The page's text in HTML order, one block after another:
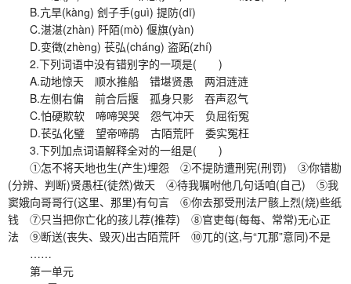
B.亢旱(kànɡ) 刽子手(ɡuì) 提防(dī)
C.湛湛(zhàn) 阡陌(mò) 偃旗(yàn)
D.变徵(zhènɡ) 苌弘(chánɡ) 盗跖(zhí)
2.下列词语中没有错别字的一项是( )
A.动地惊天 顺水推船 错堪贤愚 两泪涟涟
B.左侧右偏 前合后揠 孤身只影 吞声忍气
C.怕硬欺软 啼啼哭哭 怨气冲天 负屈衔冤
D.苌弘化璧 望帝啼鹃 古陌荒阡 委实冤枉
3.下列加点词语解释全对的一组是( )
①怎不将天地也生(产生)埋怨 ②不提防遭刑宪(刑罚) ③你错勘
(分辨、判断)贤愚枉(徒然)做天 ④待我嘱咐他几句话咱(自己) ⑤我
窦娥向哥哥行(这里、那里)有句言 ⑥你去那受刑法尸骸上烈(烧)些纸
钱 ⑦只当把你亡化的孩儿荐(推荐) ⑧官吏每(每每、常常)无心正
法 ⑨断送(丧失、毁灭)出古陌荒阡 ⑩兀的(这,与“兀那”意同)不是
……
第一单元